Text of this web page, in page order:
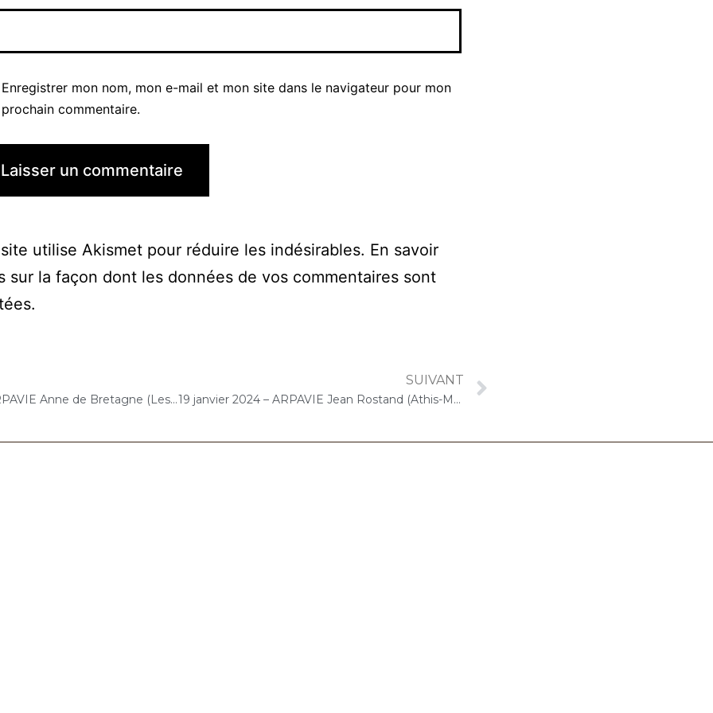
Enregistrer mon nom, mon e-mail et mon site dans le navigateur pour mon
prochain commentaire.
utilise Akismet pour réduire les indésirables. En savoir
sur la façon dont les données de vos commentaires sont
.
12 janvier 2024 – ARPAVIE Anne de Bretagne (Les Mureaux) : Concert « Gelato-Cello Solo »
SUIVANT
19 janvier 2024 – ARPAVIE Jean Rostand (Athis-Mons) : « Choco-Cello Solo »